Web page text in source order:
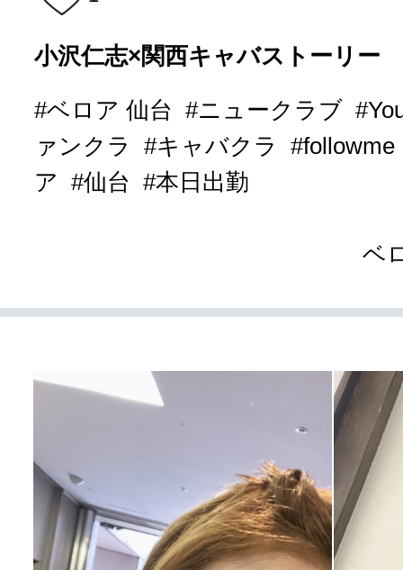
小沢仁志×関西キャバストーリー
#ベロア 仙台 #ニュークラブ
ァンクラ
#キャバクラ
#followme
ア
#仙台 #本日出勤
ベ